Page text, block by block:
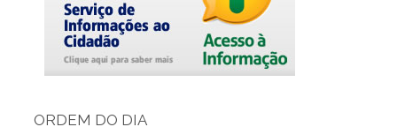
ORDEM DO DIA